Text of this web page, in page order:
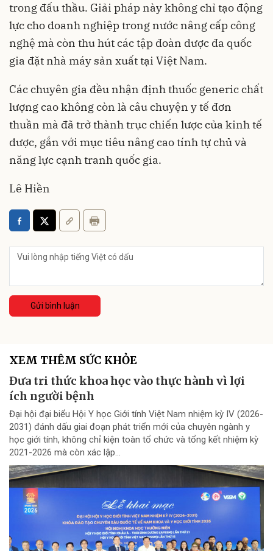
trong đấu thầu. Giải pháp này không chỉ tạo động
lực cho doanh nghiệp trong nước nâng cấp công
nghệ mà còn thu hút các tập đoàn dược đa quốc
gia đặt nhà máy sản xuất tại Việt Nam.
Các chuyên gia đều nhận định thuốc generic chất
lượng cao không còn là câu chuyện y tế đơn
thuần mà đã trở thành trục chiến lược của kinh tế
dược, gắn với mục tiêu nâng cao tính tự chủ và
năng lực cạnh tranh quốc gia.
Lê Hiền
Gửi bình luận
XEM THÊM SỨC KHỎE
Đưa tri thức khoa học vào thực hành vì lợi
ích người bệnh
Đại hội đại biểu Hội Y học Giới tính Việt Nam nhiệm kỳ IV (2026-
2031) đánh dấu giai đoạn phát triển mới của chuyên ngành y
học giới tính, không chỉ kiện toàn tổ chức và tổng kết nhiệm kỳ
2021-2026 mà còn xác lập...